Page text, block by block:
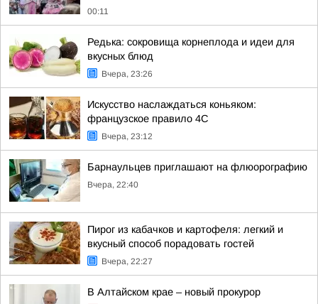
00:11
Редька: сокровища корнеплода и идеи для
вкусных блюд
Вчера, 23:26
Искусство наслаждаться коньяком:
французское правило 4С
Вчера, 23:12
Барнаульцев приглашают на флюорографию
Вчера, 22:40
Пирог из кабачков и картофеля: легкий и
вкусный способ порадовать гостей
Вчера, 22:27
В Алтайском крае – новый прокурор